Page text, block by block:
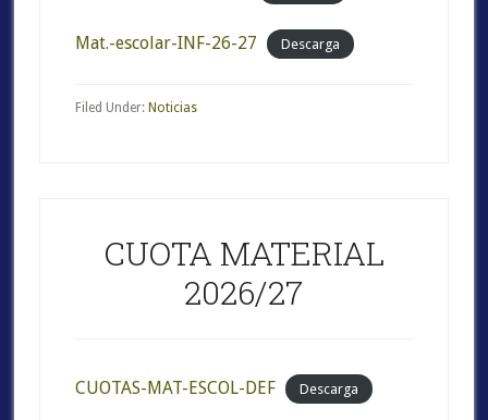
Mat.-escolar-INF-26-27 Descarga
Filed Under: Noticias
CUOTA MATERIAL
2026/27
CUOTAS-MAT-ESCOL-DEF Descarga